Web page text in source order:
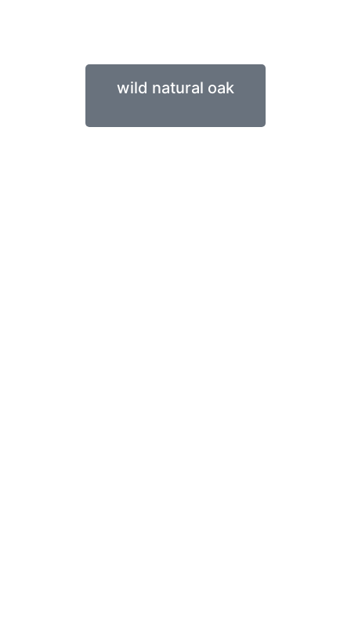
wild natural oak